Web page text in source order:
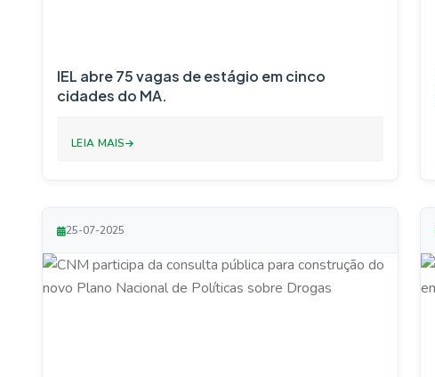
IEL abre 75 vagas de estágio em cinco
cidades do MA.
LEIA MAIS
25-07-2025